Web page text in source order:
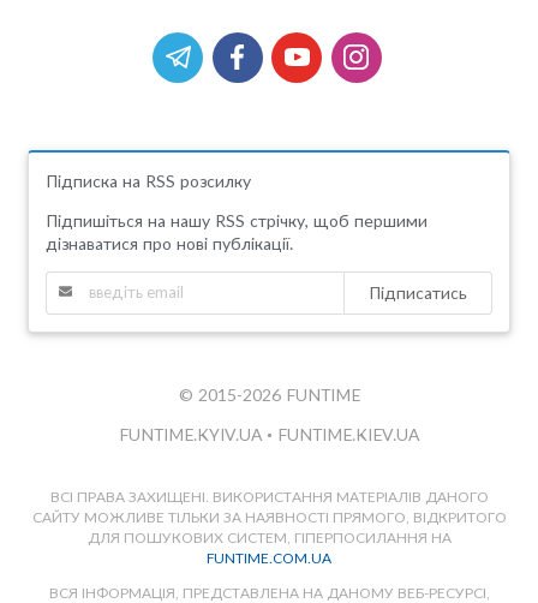
Підписка на RSS розсилку
Підпишіться на нашу RSS стрічку, щоб першими
дізнаватися про нові публікації.
Підписатись
© 2015-2026 FUNTIME
FUNTIME.KYIV.UA • FUNTIME.KIEV.UA
ВСІ ПРАВА ЗАХИЩЕНІ. ВИКОРИСТАННЯ МАТЕРІАЛІВ ДАНОГО
САЙТУ МОЖЛИВЕ ТІЛЬКИ ЗА НАЯВНОСТІ ПРЯМОГО, ВІДКРИТОГО
ДЛЯ ПОШУКОВИХ СИСТЕМ, ГІПЕРПОСИЛАННЯ НА
FUNTIME.COM.UA
ВСЯ ІНФОРМАЦІЯ, ПРЕДСТАВЛЕНА НА ДАНОМУ ВЕБ-РЕСУРСІ,